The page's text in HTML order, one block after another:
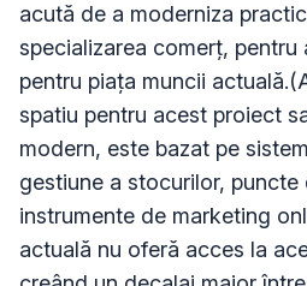
acută de a moderniza
specializarea comerț,
pentru piața muncii
spatiu pentru acest proiect
modern, este bazat pe
gestiune a stocurilor, puncte
instrumente de marketing
actuală nu oferă acces la